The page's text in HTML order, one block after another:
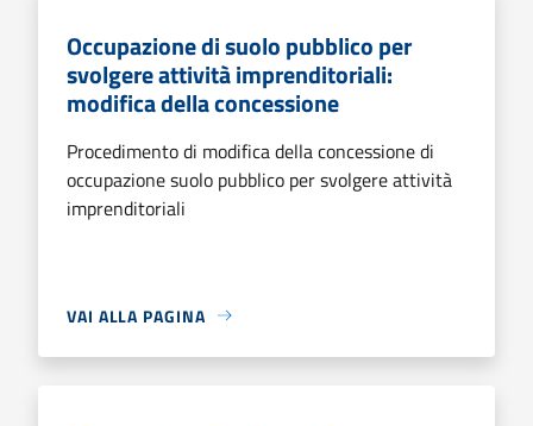
Occupazione di suolo pubblico per
svolgere attività imprenditoriali:
modifica della concessione
Procedimento di modifica della concessione di
occupazione suolo pubblico per svolgere attività
imprenditoriali
VAI ALLA PAGINA